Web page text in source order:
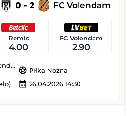
0 - 2 FC Volendam
Remis
4.00
FC Volendam
2.90
sports_soccer Piłka Nożna
calendar_month 26.04.2026 14:30